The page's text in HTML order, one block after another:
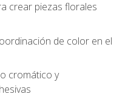
crear piezas florales
de color en el
cromático y